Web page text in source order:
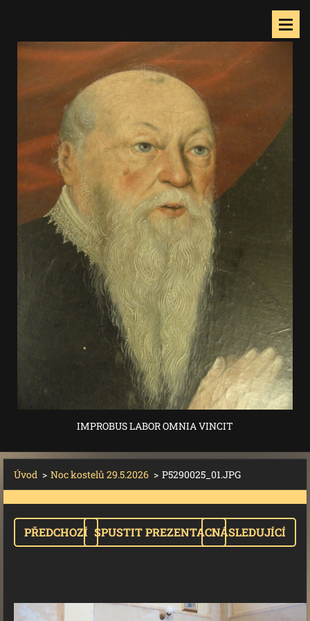
IMPROBUS LABOR OMNIA VINCIT
Úvod > Noc kostelů 29.5.2026 > P5290025_01.JPG
PŘEDCHOZÍ SPUSTIT PREZENTACINÁSLEDUJÍCÍ